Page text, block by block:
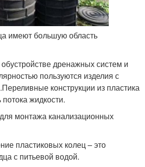
имеют большую область
дренажных систем и
пользуются изделия с
конструкции из пластика
жидкости.
монтажа канализационных
пластиковых колец – это
с питьевой водой.